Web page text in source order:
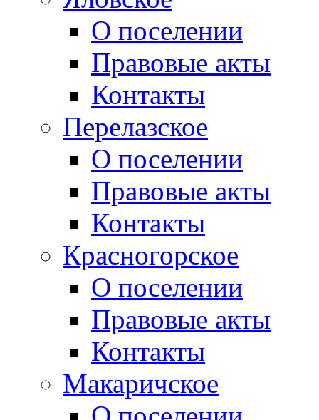
О поселении
Правовые акты
Контакты
Перелазское
О поселении
Правовые акты
Контакты
Красногорское
О поселении
Правовые акты
Контакты
Макаричское